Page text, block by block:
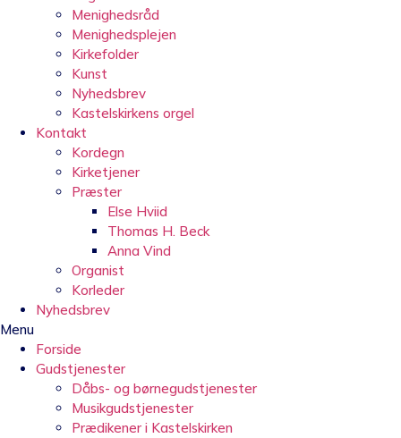
Menighedsråd
Menighedsplejen
Kirkefolder
Kunst
Nyhedsbrev
Kastelskirkens orgel
Kontakt
Kordegn
Kirketjener
Præster
Else Hviid
Thomas H. Beck
Anna Vind
Organist
Korleder
Nyhedsbrev
Menu
Forside
Gudstjenester
Dåbs- og børnegudstjenester
Musikgudstjenester
Prædikener i Kastelskirken